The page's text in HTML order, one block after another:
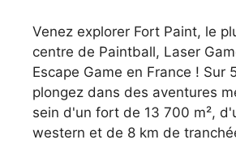
Venez explorer Fort Paint, le
centre de Paintball, Laser
Escape Game en France ! Sur
plongez dans des aventures
sein d'un fort de 13 700 m²,
western et de 8 km de